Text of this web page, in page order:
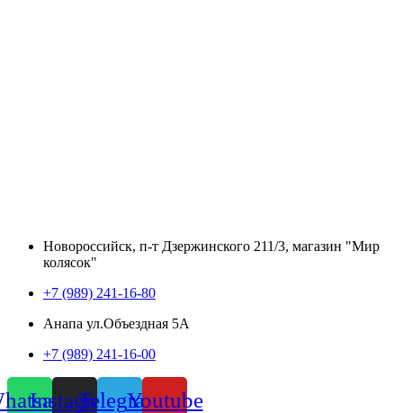
Новороссийск, п-т Дзержинского 211/3, магазин "Мир
колясок"
+7 (989) 241-16-80
Анапа ул.Объездная 5А
+7 (989) 241-16-00
InstagramTelegramYoutube